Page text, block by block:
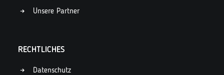
Unsere Partner
RECHTLICHES
Datenschutz